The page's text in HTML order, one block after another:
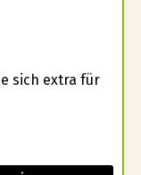
sich extra für